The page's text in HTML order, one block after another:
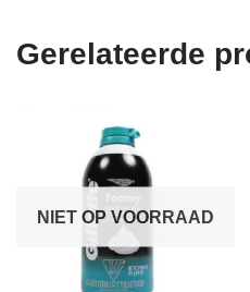
Gerelateerde
NIET OP VOORRAAD